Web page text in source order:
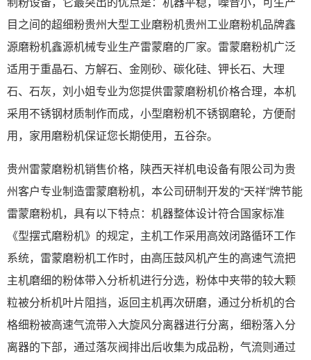
目之间的超细粉贵州大型工业磨粉机贵州工业磨粉机品牌鑫
源磨粉机鑫源机械专业生产雷蒙磨的厂家。雷蒙磨粉机广泛
适用于重晶石、方解石、金刚砂、碳化硅、钾长石、大理
石、石灰，刘小姐专业为您提供雷蒙磨粉机价格合理，本机
采用不锈钢材质制作而成，小型磨粉机不锈钢磨轮，方便耐
用，家用磨粉机保证您长期使用，五谷杂。
贵州雷蒙磨粉机销售价格，陕西天祥机电设备有限公司为贵
州客户专业制造雷蒙磨粉机，本公司研制开发的“天祥”牌节能
雷蒙磨粉机，具有以下特点：机器整体设计符合国家标准
《型摆式磨粉机》的规定，主机工作采用高效闭路循环工作
系统，雷蒙磨粉机工作时，由高压鼓风机产生的高速气流把
主机磨细的粉体带入分析机进行分选，粉体中夹带的较大颗
粒被分析机叶片阻挡，返回主机再次研磨，通过分析机的合
格细粉被高速气流带入大旋风分离器进行分离，细粉落入分
离器的下部，通过落灰阀排出后收集为成品粉，气流则通过